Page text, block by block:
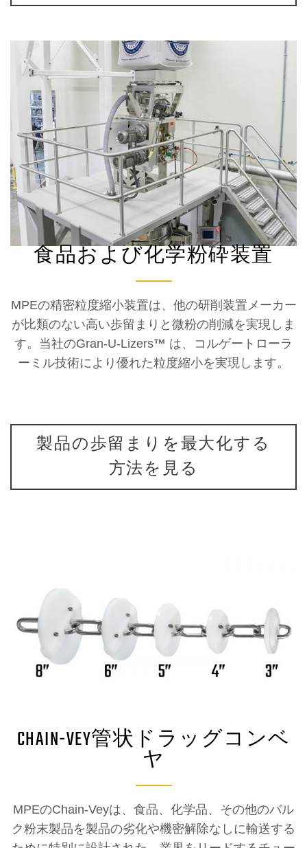
食品および化学粉砕装置
MPEの精密粒度縮小装置は、他の研削装置メーカー
が比類のない高い歩留まりと微粉の削減を実現しま
す。当社のGran-U-Lizers™ は、コルゲートローラ
ーミル技術により優れた粒度縮小を実現します。
製品の歩留まりを最大化する
方法を見る
CHAIN-VEY管状ドラッグコンベ
ヤ
MPEのChain-Veyは、食品、化学品、その他のバル
ク粉末製品を製品の劣化や機密解除なしに輸送する